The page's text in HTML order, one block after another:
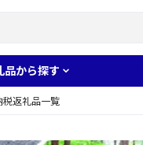
品から探す
税返礼品一覧